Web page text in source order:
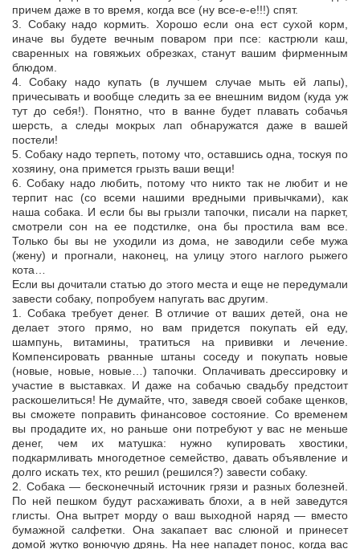
причем даже в то время, когда все (ну все-е-е!!!) спят.
3. Собаку надо кормить. Хорошо если она ест сухой корм,
иначе вы будете вечным поваром при псе: кастрюли каш,
сваренных на говяжьих обрезках, станут вашим фирменным
блюдом.
4. Собаку надо купать (в лучшем случае мыть ей лапы),
причесывать и вообще следить за ее внешним видом (куда уж
тут до себя!). Понятно, что в ванне будет плавать собачья
шерсть, а следы мокрых лап обнаружатся даже в вашей
постели!
5. Собаку надо терпеть, потому что, оставшись одна, тоскуя по
хозяину, она примется грызть ваши вещи!
6. Собаку надо любить, потому что никто так не любит и не
терпит нас (со всеми нашими вредными привычками), как
наша собака. И если бы вы грызли тапочки, писали на паркет,
смотрели сон на ее подстилке, она бы простила вам все.
Только бы вы не уходили из дома, не заводили себе мужа
(жену) и прогнали, наконец, на улицу этого наглого рыжего
кота…
Если вы дочитали статью до этого места и еще не передумали
завести собаку, попробуем напугать вас другим.
1. Собака требует денег. В отличие от ваших детей, она не
делает этого прямо, но вам придется покупать ей еду,
шампунь, витамины, тратиться на прививки и лечение.
Компенсировать рванные штаны соседу и покупать новые
(новые, новые, новые…) тапочки. Оплачивать дрессировку и
участие в выставках. И даже на собачью свадьбу предстоит
раскошелиться! Не думайте, что, заведя своей собаке щенков,
вы сможете поправить финансовое состояние. Со временем
вы продадите их, но раньше они потребуют у вас не меньше
денег, чем их матушка: нужно купировать хвостики,
подкармливать многодетное семейство, давать объявление и
долго искать тех, кто решил (решился?) завести собаку.
2. Собака — бесконечный источник грязи и разных болезней.
По ней пешком будут расхаживать блохи, а в ней заведутся
глисты. Она вытрет морду о ваш выходной наряд — вместо
бумажной салфетки. Она закапает вас слюной и принесет
домой жутко вонючую дрянь. На нее нападет понос, когда вас